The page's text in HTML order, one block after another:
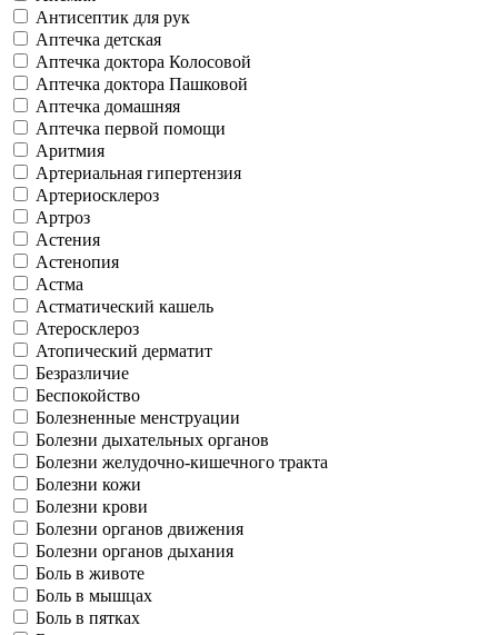
Антисептик для рук
Аптечка детская
Аптечка доктора Колосовой
Аптечка доктора Пашковой
Аптечка домашняя
Аптечка первой помощи
Аритмия
Артериальная гипертензия
Артериосклероз
Артроз
Астения
Астенопия
Астма
Астматический кашель
Атеросклероз
Атопический дерматит
Безразличие
Беспокойство
Болезненные менструации
Болезни дыхательных органов
Болезни желудочно-кишечного тракта
Болезни кожи
Болезни крови
Болезни органов движения
Болезни органов дыхания
Боль в животе
Боль в мышцах
Боль в пятках